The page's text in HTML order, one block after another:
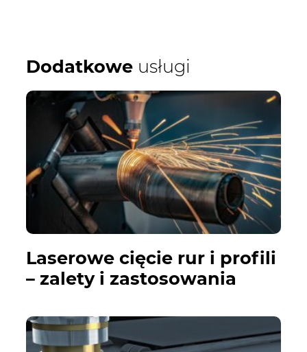
Dodatkowe usługi
Laserowe cięcie rur i profili
– zalety i zastosowania